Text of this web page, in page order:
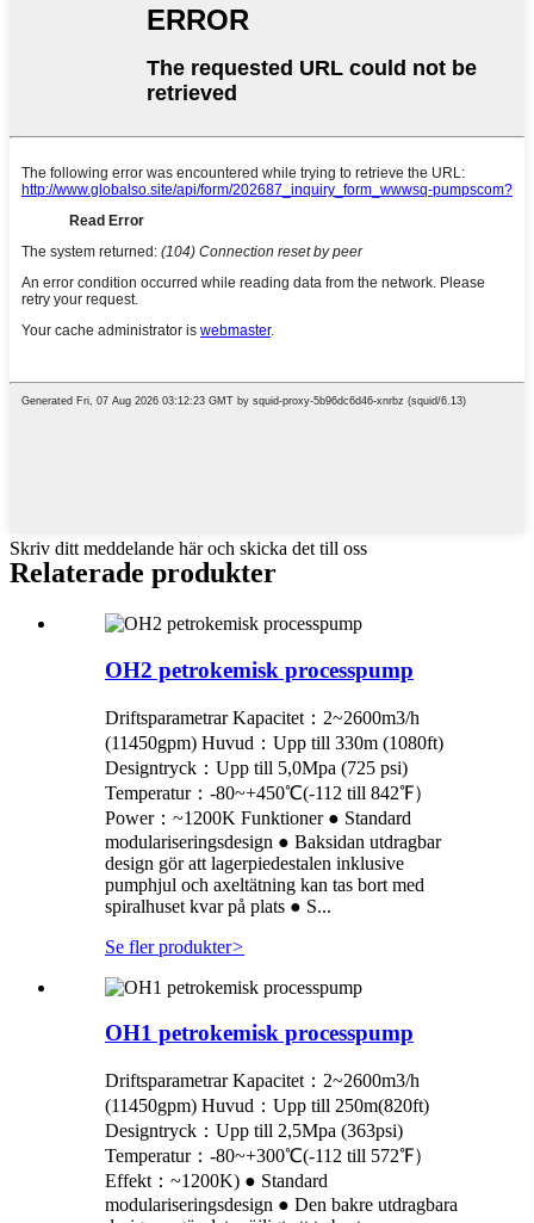
Skriv ditt meddelande här och skicka det till oss
Relaterade produkter
OH2 petrokemisk processpump
Driftsparametrar Kapacitet：2~2600m3/h
(11450gpm) Huvud：Upp till 330m (1080ft)
Designtryck：Upp till 5,0Mpa (725 psi)
Temperatur：-80~+450℃(-112 till 842℉）
Power：~1200K Funktioner ● Standard
modulariseringsdesign ● Baksidan utdragbar
design gör att lagerpiedestalen inklusive
pumphjul och axeltätning kan tas bort med
spiralhuset kvar på plats ● S...
Se fler produkter>
OH1 petrokemisk processpump
Driftsparametrar Kapacitet：2~2600m3/h
(11450gpm) Huvud：Upp till 250m(820ft)
Designtryck：Upp till 2,5Mpa (363psi)
Temperatur：-80~+300℃(-112 till 572℉）
Effekt：~1200K) ● Standard
modulariseringsdesign ● Den bakre utdragbara